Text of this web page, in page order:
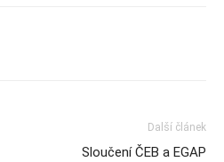
Další článek
Sloučení ČEB a EGAP